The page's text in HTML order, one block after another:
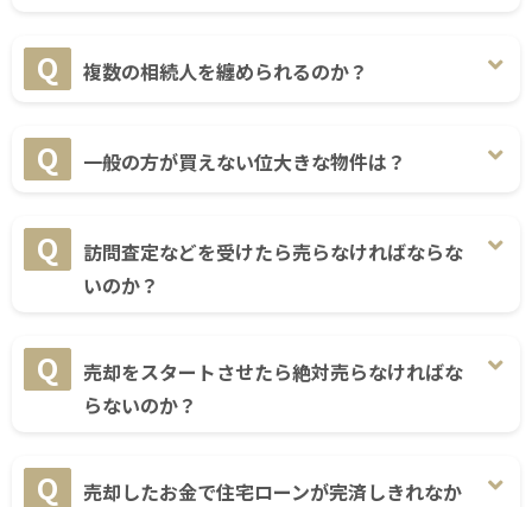
複数の相続人を纏められるのか？
一般の方が買えない位大きな物件は？
訪問査定などを受けたら売らなければならな
いのか？
売却をスタートさせたら絶対売らなければな
らないのか？
売却したお金で住宅ローンが完済しきれなか